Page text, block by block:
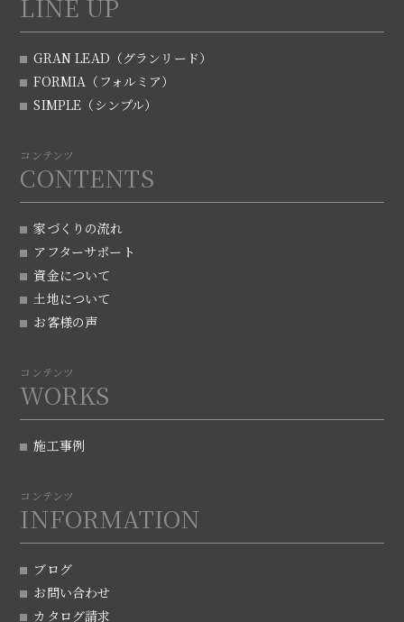
LINE UP
GRAN LEAD（グランリード）
FORMIA（フォルミア）
SIMPLE（シンプル）
コンテンツ
CONTENTS
家づくりの流れ
アフターサポート
資金について
土地について
お客様の声
コンテンツ
WORKS
施工事例
コンテンツ
INFORMATION
ブログ
お問い合わせ
カタログ請求